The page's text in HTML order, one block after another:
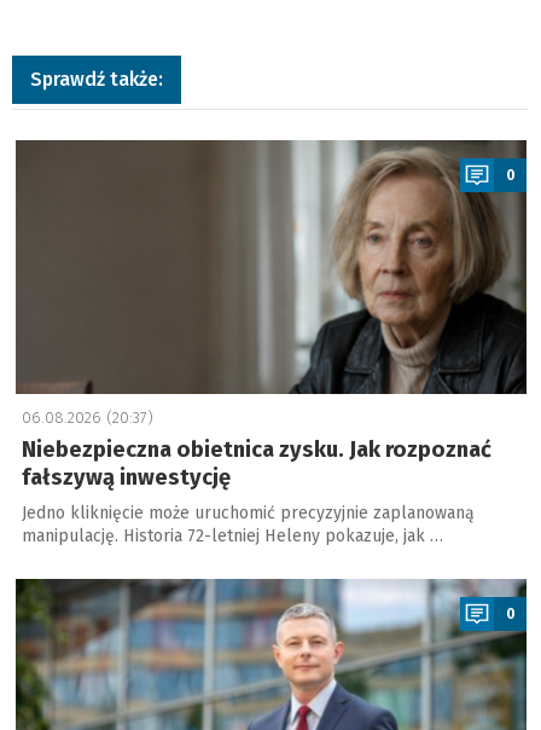
Sprawdź także:
a
0
06.08.2026 (20:37)
Niebezpieczna obietnica zysku. Jak rozpoznać
fałszywą inwestycję
Jedno kliknięcie może uruchomić precyzyjnie zaplanowaną
manipulację. Historia 72-letniej Heleny pokazuje, jak …
a
0